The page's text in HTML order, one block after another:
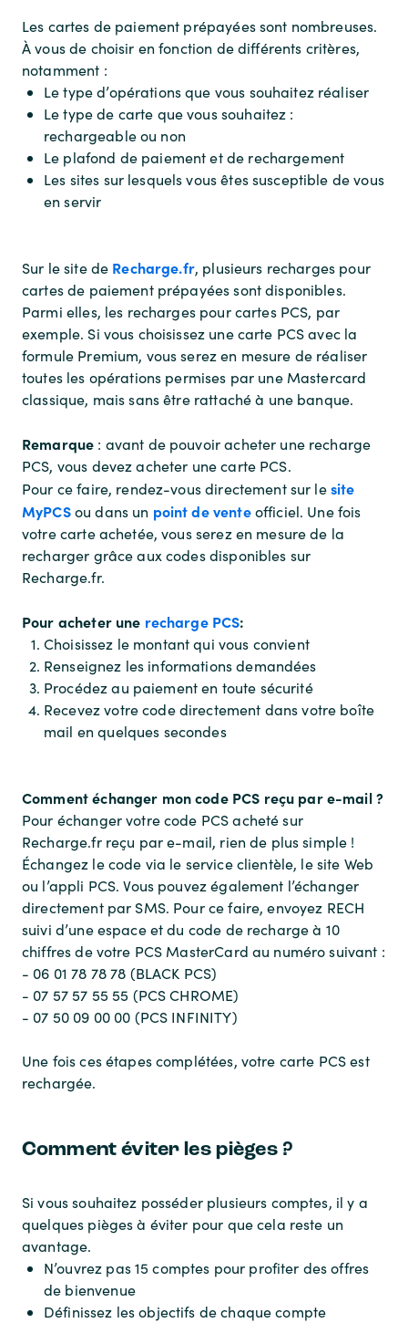
Les cartes de paiement prépayées sont nombreuses.
À vous de choisir en fonction de différents critères,
notamment :
Le type d’opérations que vous souhaitez réaliser
Le type de carte que vous souhaitez :
rechargeable ou non
Le plafond de paiement et de rechargement
Les sites sur lesquels vous êtes susceptible de vous
en servir
Sur le site de Recharge.fr, plusieurs recharges pour
cartes de paiement prépayées sont disponibles.
Parmi elles, les recharges pour cartes PCS, par
exemple. Si vous choisissez une carte PCS avec la
formule Premium, vous serez en mesure de réaliser
toutes les opérations permises par une Mastercard
classique, mais sans être rattaché à une banque.
Remarque : avant de pouvoir acheter une recharge
PCS, vous devez acheter une carte PCS.
Pour ce faire, rendez-vous directement sur lesite
MyPCSou dans un point de venteofficiel. Une fois
votre carte achetée, vous serez en mesure de la
recharger grâce aux codes disponibles sur
Recharge.fr.
Pour acheter une recharge PCS:
Choisissez le montant qui vous convient
Renseignez les informations demandées
Procédez au paiement en toute sécurité
Recevez votre code directement dans votre boîte
mail en quelques secondes
Comment échanger mon code PCS reçu par e-mail ?
Pour échanger votre code PCS acheté sur
Recharge.fr reçu par e-mail, rien de plus simple !
Échangez le code via le service clientèle, le site Web
ou l’appli PCS. Vous pouvez également l’échanger
directement par SMS. Pour ce faire, envoyez RECH
suivi d’une espace et du code de recharge à 10
chiffres de votre PCS MasterCard au numéro suivant :
- 06 01 78 78 78 (BLACK PCS)
- 07 57 57 55 55 (PCS CHROME)
- 07 50 09 00 00 (PCS INFINITY)
Une fois ces étapes complétées, votre carte PCS est
rechargée.
Comment éviter les pièges ?
Si vous souhaitez posséder plusieurs comptes, il y a
quelques pièges à éviter pour que cela reste un
avantage.
N’ouvrez pas 15 comptes pour profiter des offres
de bienvenue
Définissez les objectifs de chaque compte